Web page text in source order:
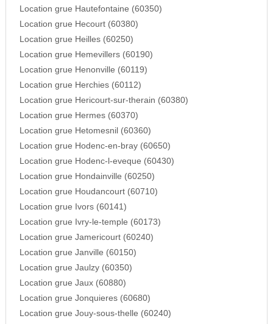
Location grue Hautefontaine (60350)
Location grue Hecourt (60380)
Location grue Heilles (60250)
Location grue Hemevillers (60190)
Location grue Henonville (60119)
Location grue Herchies (60112)
Location grue Hericourt-sur-therain (60380)
Location grue Hermes (60370)
Location grue Hetomesnil (60360)
Location grue Hodenc-en-bray (60650)
Location grue Hodenc-l-eveque (60430)
Location grue Hondainville (60250)
Location grue Houdancourt (60710)
Location grue Ivors (60141)
Location grue Ivry-le-temple (60173)
Location grue Jamericourt (60240)
Location grue Janville (60150)
Location grue Jaulzy (60350)
Location grue Jaux (60880)
Location grue Jonquieres (60680)
Location grue Jouy-sous-thelle (60240)